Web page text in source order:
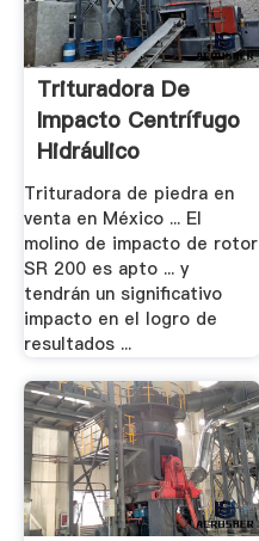
Trituradora De
Impacto Centrífugo
Hidráulico
Trituradora de piedra en
venta en México ... El
molino de impacto de rotor
SR 200 es apto ... y
tendrán un significativo
impacto en el logro de
resultados ...